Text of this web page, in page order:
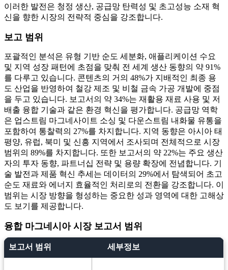
이러한 발전은 청정 생산, 공급망 탄력성 및 초고성능 소재 혁
신을 향한 시장의 전략적 중심을 강조합니다.
보고 범위
포괄적인 분석은 유형 기반 순도 세분화, 애플리케이션 수요
및 지역 성장 패턴에 초점을 맞춰 전 세계 생산 동향의 약 91%
를 다루고 있습니다. 콘텐츠의 거의 48%가 지배적인 최종 용
도 산업을 반영하여 철강 제조 및 비철 금속 가공 개발에 중점
을 두고 있습니다. 보고서의 약 34%는 재활용 재료 사용 및 저
배출 융합 기술과 같은 환경 혁신을 평가합니다. 공급망 역학
은 업스트림 마그네사이트 소싱 및 다운스트림 내화물 유통을
포함하여 통찰력의 27%를 차지합니다. 지역 동향은 아시아 태
평양, 유럽, 북미 및 신흥 지역에서 조사되며 전체적으로 시장
범위의 89%를 차지합니다. 또한 보고서의 약 22%는 주요 생산
자의 투자 동향, 파트너십 전략 및 용량 확장에 전념합니다. 기
술 발전과 제품 혁신 추세는 데이터의 29%에서 탐색되어 초고
순도 재료와 에너지 효율적인 처리로의 전환을 강조합니다. 이
범위는 시장 방향을 형성하는 중요한 성과 영역에 대한 고해상
도 보기를 제공합니다.
융합 마그네시아 시장 보고서 범위
보고서 범위 세부정보